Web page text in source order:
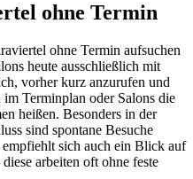
ohne Termin
ohne Termin aufsuchen
heute ausschließlich mit
vorher kurz anzurufen und
Terminplan oder Salons die
heißen. Besonders in der
sind spontane Besuche
sich auch ein Blick auf
arbeiten oft ohne feste